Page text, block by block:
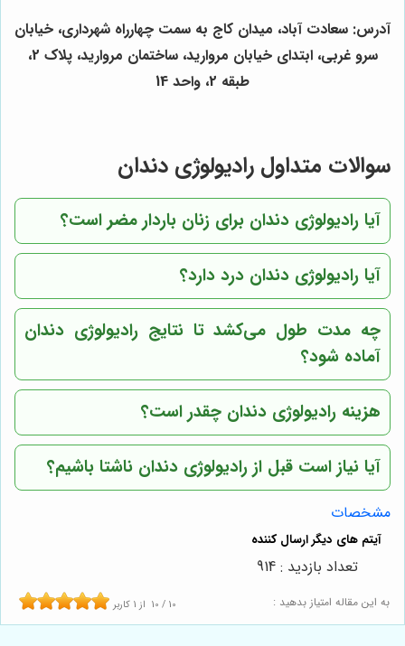
آدرس: سعادت آباد، میدان کاج به سمت چهارراه شهرداری، خیابان
سرو غربی، ابتدای خیابان مروارید، ساختمان مروارید، پلاک 2،
طبقه 2، واحد 14
سوالات متداول رادیولوژی دندان
آیا رادیولوژی دندان برای زنان باردار مضر است؟
آیا رادیولوژی دندان درد دارد؟
چه مدت طول می‌کشد تا نتایج رادیولوژی دندان
آماده شود؟
هزینه رادیولوژی دندان چقدر است؟
آیا نیاز است قبل از رادیولوژی دندان ناشتا باشیم؟
مشخصات
به این مقاله امتیاز بدهید : 10 / 10 از 1 کاربر
تعداد بازدید : 914